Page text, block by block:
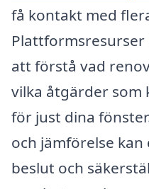
få kontakt med
Plattformsresurser
att förstå vad
vilka åtgärder som
för just dina
och jämförelse
beslut och